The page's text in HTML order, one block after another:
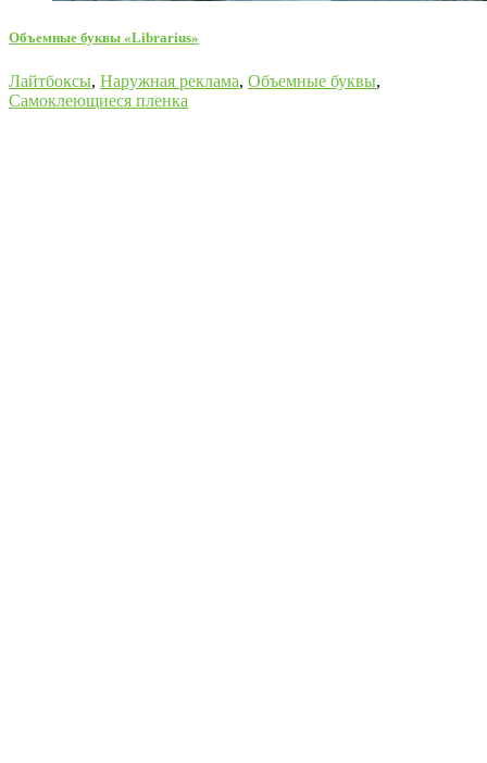
Объемные буквы «Librarius»
Лайтбоксы, Наружная реклама, Объемные буквы,
Самоклеющиеся пленка